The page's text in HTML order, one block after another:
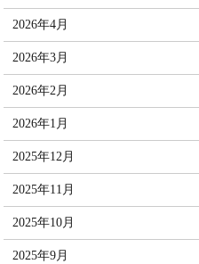
2026年4月
2026年3月
2026年2月
2026年1月
2025年12月
2025年11月
2025年10月
2025年9月